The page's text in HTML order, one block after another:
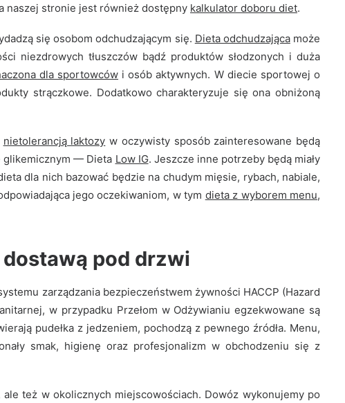
masę ciała.
naszej stronie jest również dostępny kalkulator doboru diet.
się osobom odchudzającym się. Dieta odchudzającamoże
niezdrowych tłuszczów bądź produktów słodzonych i duża
dla sportowców i osób aktywnych. W diecie sportowej o
strączkowe. Dodatkowo charakteryzuje się ona obniżoną
nietolerancją laktozy w oczywisty sposób zainteresowane będą
glikemicznym — Dieta Low IG. Jeszcze inne potrzeby będą miały
dla nich bazować będzie na chudym mięsie, rybach, nabiale,
jego oczekiwaniom, w tym dieta z wyborem menu,
pod drzwi
zarządzania bezpieczeństwem żywności HACCP (Hazard
w przypadku Przełom w Odżywianiu egzekwowane są
pudełka z jedzeniem, pochodzą z pewnego źródła. Menu,
smak, higienę oraz profesjonalizm w obchodzeniu się z
też w okolicznych miejscowościach. Dowóz wykonujemy po